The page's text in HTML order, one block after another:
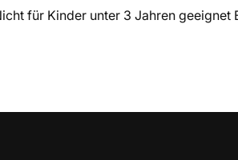
für Kinder unter 3 Jahren geeignet